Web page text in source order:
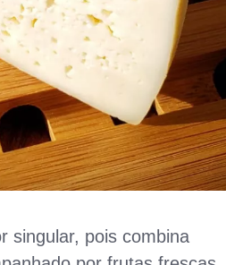
singular, pois combina